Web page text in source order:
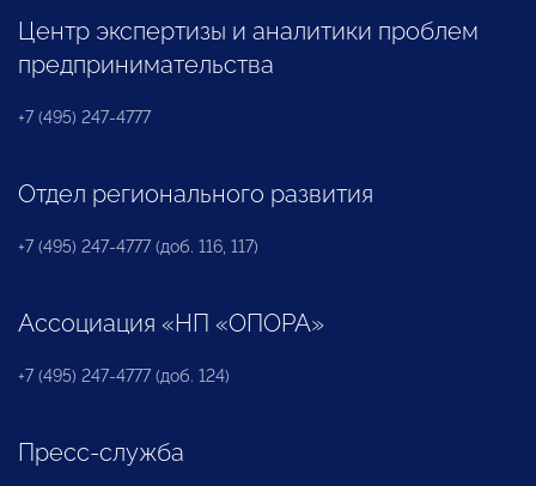
Центр экспертизы и аналитики проблем
предпринимательства
+7 (495) 247-4777
Отдел регионального развития
+7 (495) 247-4777 (доб. 116, 117)
Ассоциация «НП «ОПОРА»
+7 (495) 247-4777 (доб. 124)
Пресс-служба